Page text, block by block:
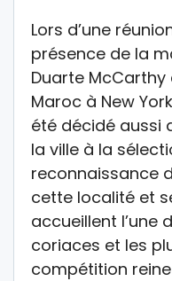
Lors d’une
présence de la
Duarte
Maroc à New
été décidé aussi
la ville à la
reconnaissance
cette localité et
accueillent l’une
coriaces et les
compétition